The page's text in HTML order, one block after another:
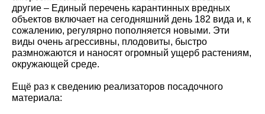
другие – Единый перечень карантинных вредных
объектов включает на сегодняшний день 182 вида и, к
сожалению, регулярно пополняется новыми. Эти
виды очень агрессивны, плодовиты, быстро
размножаются и наносят огромный ущерб растениям,
окружающей среде.
Ещё раз к сведению реализаторов посадочного
материала: